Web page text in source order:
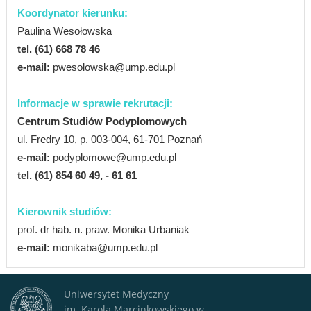
dr Ewa Habryn-Chojnacka
Tomasz Młynarski
Koordynator kierunku:
Paulina Wesołowska
tel. (61) 668 78 46
e-mail: pwesolowska@ump.edu.pl
Informacje w sprawie rekrutacji:
Centrum Studiów Podyplomowych
ul. Fredry 10, p. 003-004, 61-701 Poznań
e-mail: podyplomowe@ump.edu.pl
tel. (61) 854 60 49, - 61 61
Kierownik studiów:
prof. dr hab. n. praw. Monika Urbaniak
e-mail: monikaba@ump.edu.pl
Uniwersytet Medyczny